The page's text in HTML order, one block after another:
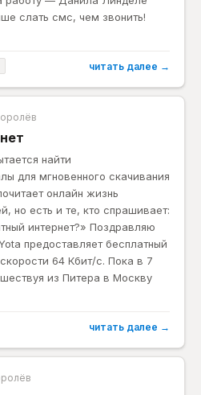
слать смс, чем звонить!
читать далее →
найти
для мгновенного скачивания
онлайн жизнь
но есть и те, кто спрашивает:
интернет?» Поздравляю
предоставляет бесплатный
64 Кбит/с. Пока в 7
из Питера в Москву
читать далее →